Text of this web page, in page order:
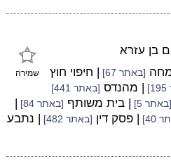
שמירה
בן עזרא
[באתר 67] | חיפוי חוץ
| מהנדס [באתר 441]
[באתר 5] | בית משותף [באתר 84]
|
40] | פסק דין [באתר 482] | נתבע